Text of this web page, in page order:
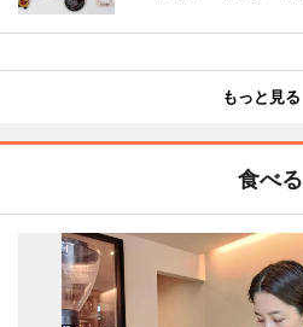
もっと見る
食べる